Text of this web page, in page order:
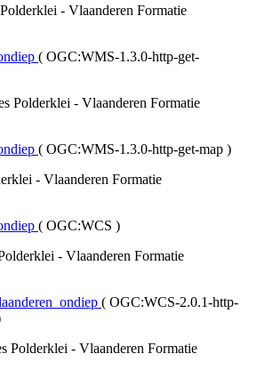
- Vlaanderen Formatie
( OGC:WMS-1.3.0-http-get-
Polderklei - Vlaanderen Formatie
( OGC:WMS-1.3.0-http-get-map )
- Vlaanderen Formatie
( OGC:WCS )
- Vlaanderen Formatie
( OGC:WCS-2.0.1-http-
Polderklei - Vlaanderen Formatie